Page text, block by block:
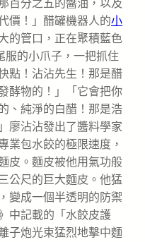
百分之五的醬油，以及
價！」醋罐機器人的小
的管口，正在聚積藍色
服的小爪子，一把抓住
點！沾沾先生！那是醋
酵物的！」「它會把你
、純淨的白醋！那是浩
廖沾沾發出了醬料學家
業包水餃的極限速度，
皮。麵皮被他用氣功般
公尺的巨大麵皮。他猛
變成一個半透明的防禦
中記載的「水餃皮護
子炮光束猛烈地擊中麵